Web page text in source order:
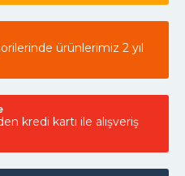
ürünlerimiz 2 yıl
kredi kartı ile alışveriş